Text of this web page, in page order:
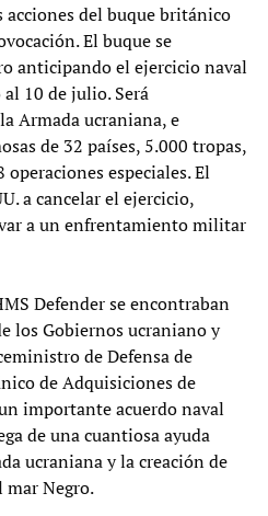
acciones del buque británico
El buque se
anticipando el ejercicio naval
10 de julio. Será
Armada ucraniana, e
de 32 países, 5.000 tropas,
especiales. El
a cancelar el ejercicio,
a un enfrentamiento militar
Defender se encontraban
los Gobiernos ucraniano y
de Defensa de
de Adquisiciones de
importante acuerdo naval
de una cuantiosa ayuda
ucraniana y la creación de
mar Negro.